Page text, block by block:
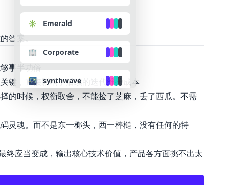
✳️ Emerald
🏢 Corporate
🌃 synthwave
答案。
事半功倍
键，直接影响了后续的迭代维护成本
的时候，权衡取舍，不能捡了芝麻，丢了西瓜。不需
灵魂。而不是东一榔头，西一棒槌，没有任何的特
终应当变成，输出核心技术价值，产品各方面挑不出太